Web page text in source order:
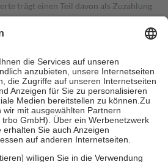
trägt einen Teil davon als Zuzahlung
Zuzahlungen in Höhe von zehn
jedoch nie mehr als die tatsächlichen
auch für Online-Apotheken.
Krankenpflege beträgt die
Kosten sowie zehn Euro je
für ihre eigene Gesundheit zu
Stellung der Familie zu unterstützen,
an bei: